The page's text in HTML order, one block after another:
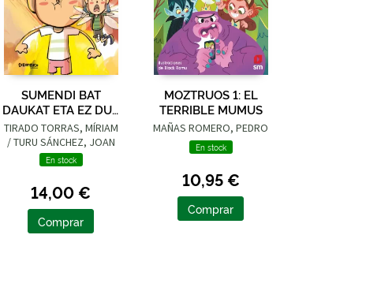
SUMENDI BAT
DAUKAT ETA EZ DUT
ARNASTU NAHI
TIRADO TORRAS, MÍRIAM
/ TURU SÁNCHEZ, JOAN
En stock
14,00 €
Comprar
MOZTRUOS 1: EL
TERRIBLE MUMUS
MAÑAS ROMERO, PEDRO
En stock
10,95 €
Comprar